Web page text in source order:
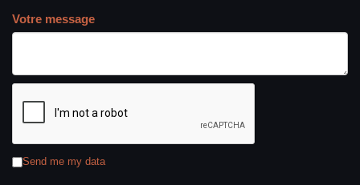
Votre message
Send me my data